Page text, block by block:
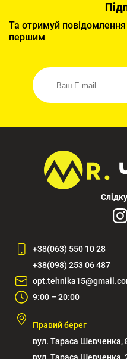
Та отримуй повідомлення
першим
+38(063) 550 10 28
+38(098) 253 06 487
9:00 – 20:00
Правий берег
вул. Тараса Шевченка,